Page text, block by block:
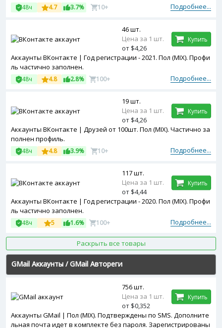
Подробнее...
48ч 4.7 3.7% 10+
Аккаунты ВКонтакте | Год регистрации - 2021. Пол (MIX). Профи
ль частично заполнен.
Подробнее...
48ч 4.8 2.8% 100+
46 шт.
Цена за 1 шт.
от $4,26
Купить
Аккаунты ВКонтакте | Друзей от 100шт. Пол (MIX). Частично за
полнен профиль.
Подробнее...
48ч 4.8 3.9% 10+
19 шт.
Цена за 1 шт.
от $4,26
Купить
Аккаунты ВКонтакте | Год регистрации - 2020. Пол (MIX). Профи
ль частично заполнен.
Подробнее...
48ч 5 1.6% 100+
117 шт.
Цена за 1 шт.
от $4,44
Купить
Раскрыть все товары
GMail Аккаунты /GMail Автореги
Аккаунты GMail | Пол (МIX). Подтверждены по SMS. Дополните
льная почта идет в комплекте без пароля. Зарегистрированы
756 шт.
Цена за 1 шт.
от $0,352
Купить